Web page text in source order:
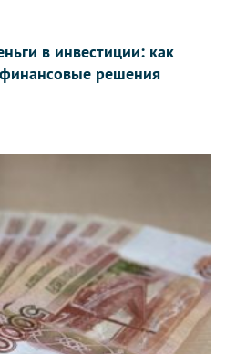
в инвестиции: как
решения